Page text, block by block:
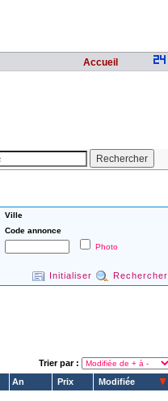
Accueil
Ville
Code annonce
Photo
Initialiser Rechercher
Trier par :
An Prix Modifiée